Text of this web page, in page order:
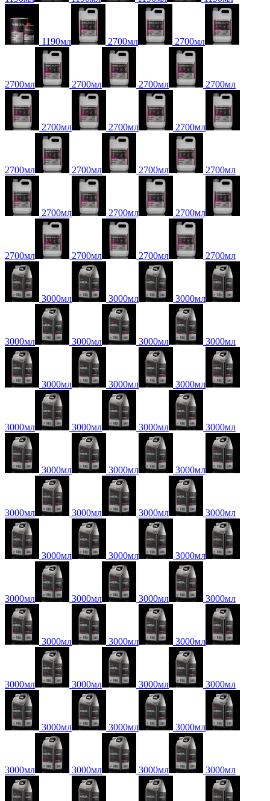
1190мл 2700мл 2700мл
2700мл 2700мл 2700мл 2700мл
2700мл 2700мл 2700мл
2700мл 2700мл 2700мл 2700мл
2700мл 2700мл 2700мл
2700мл 2700мл 2700мл 2700мл
3000мл 3000мл 3000мл
3000мл 3000мл 3000мл 3000мл
3000мл 3000мл 3000мл
3000мл 3000мл 3000мл 3000мл
3000мл 3000мл 3000мл
3000мл 3000мл 3000мл 3000мл
3000мл 3000мл 3000мл
3000мл 3000мл 3000мл 3000мл
3000мл 3000мл 3000мл
3000мл 3000мл 3000мл 3000мл
3000мл 3000мл 3000мл
3000мл 3000мл 3000мл 3000мл